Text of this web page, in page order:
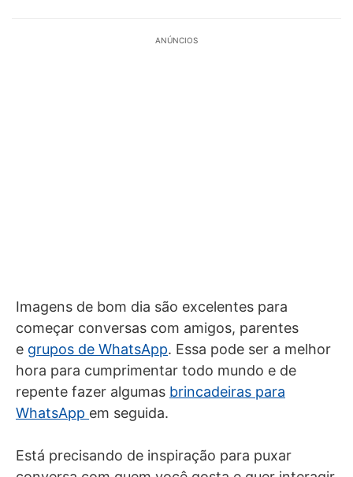
ANÚNCIOS
Imagens de bom dia são excelentes para
começar conversas com amigos, parentes
e grupos de WhatsApp. Essa pode ser a melhor
hora para cumprimentar todo mundo e de
repente fazer algumas brincadeiras para
WhatsApp em seguida.
Está precisando de inspiração para puxar